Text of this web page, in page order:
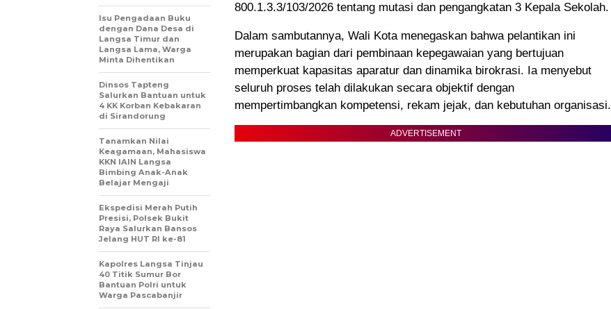
800.1.3.3/103/2026 tentang mutasi dan pengangkatan 3 Kepala Sekolah.
Dalam sambutannya, Wali Kota menegaskan bahwa pelantikan ini
merupakan bagian dari pembinaan kepegawaian yang bertujuan
memperkuat kapasitas aparatur dan dinamika birokrasi. Ia menyebut
seluruh proses telah dilakukan secara objektif dengan
mempertimbangkan kompetensi, rekam jejak, dan kebutuhan organisasi.
ADVERTISEMENT
Isu Pengadaan Buku
dengan Dana Desa di
Langsa Timur dan
Langsa Lama, Warga
Minta Dihentikan
Dinsos Tapteng
Salurkan Bantuan untuk
4 KK Korban Kebakaran
di Sirandorung
Tanamkan Nilai
Keagamaan, Mahasiswa
KKN IAIN Langsa
Bimbing Anak-Anak
Belajar Mengaji
Ekspedisi Merah Putih
Presisi, Polsek Bukit
Raya Salurkan Bansos
Jelang HUT RI ke-81
Kapolres Langsa Tinjau
40 Titik Sumur Bor
Bantuan Polri untuk
Warga Pascabanjir